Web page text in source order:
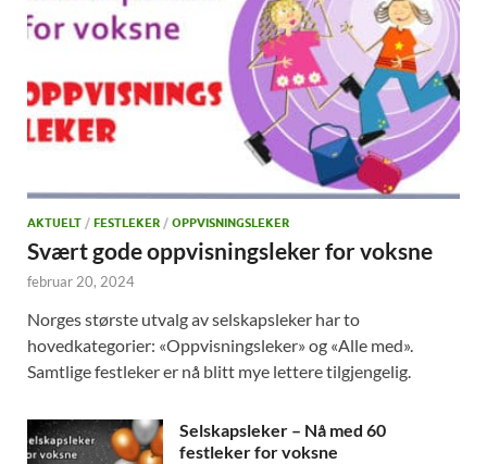
AKTUELT / FESTLEKER / OPPVISNINGSLEKER
Svært gode oppvisningsleker for voksne
februar 20, 2024
Norges største utvalg av selskapsleker har to
hovedkategorier: «Oppvisningsleker» og «Alle med».
Samtlige festleker er nå blitt mye lettere tilgjengelig.
Selskapsleker – Nå med 60
festleker for voksne